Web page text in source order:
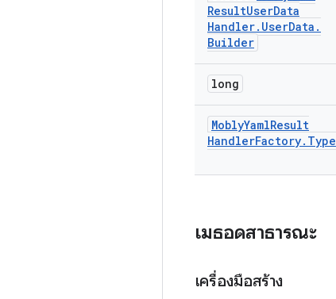
ResultUserData
Handler. UserData .
Builder
long
MoblyYamlResult
HandlerFactory. Type
เมธอดสาธารณะ
เครื่องมือสร้าง